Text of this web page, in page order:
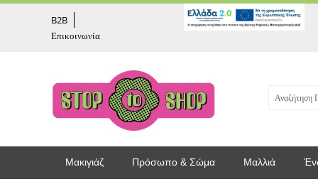
B2B
Επικοινωνία
Μακιγιάζ Πρόσωπο & Σώμα Μαλλιά